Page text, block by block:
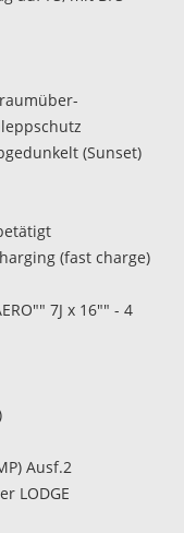
(Sunset)
(fast charge)
7J x 16"" - 4
Ausf.2
LODGE